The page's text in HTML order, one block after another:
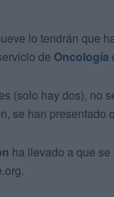
lo tendrán que
de Oncología
(solo hay dos), no
se han
ha llevado a que se